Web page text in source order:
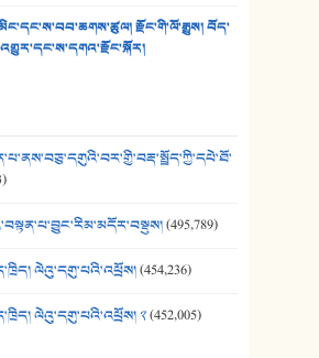
ཡབ་ཡུམ། - ཟླ་སྒྲོན།
རྫོང་གི་ལོ་རྒྱུས། བོད་
(495,789)
ལེའུ་དགུ་པའི་འཕྲོས།(454,236)
ལེའུ་དགུ་པའི་འཕྲོས། ༢(452,005)